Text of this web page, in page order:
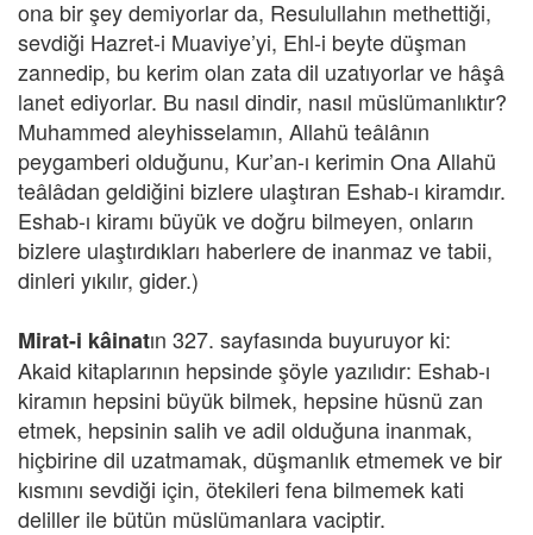
ona bir şey demiyorlar da, Resulullahın methettiği,
sevdiği Hazret-i Muaviye’yi, Ehl-i beyte düşman
zannedip, bu kerim olan zata dil uzatıyorlar ve hâşâ
lanet ediyorlar. Bu nasıl dindir, nasıl müslümanlıktır?
Muhammed aleyhisselamın, Allahü teâlânın
peygamberi olduğunu, Kur’an-ı kerimin Ona Allahü
teâlâdan geldiğini bizlere ulaştıran Eshab-ı kiramdır.
Eshab-ı kiramı büyük ve doğru bilmeyen, onların
bizlere ulaştırdıkları haberlere de inanmaz ve tabii,
dinleri yıkılır, gider.)
Mirat-i kâinatın 327. sayfasında buyuruyor ki:
Akaid kitaplarının hepsinde şöyle yazılıdır: Eshab-ı
kiramın hepsini büyük bilmek, hepsine hüsnü zan
etmek, hepsinin salih ve adil olduğuna inanmak,
hiçbirine dil uzatmamak, düşmanlık etmemek ve bir
kısmını sevdiği için, ötekileri fena bilmemek kati
deliller ile bütün müslümanlara vaciptir.